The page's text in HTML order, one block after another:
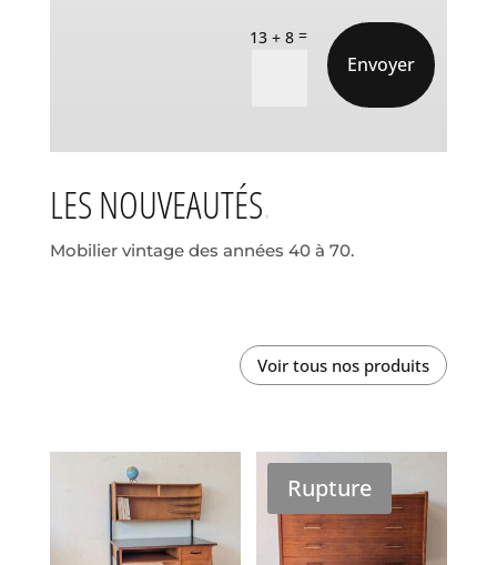
13 + 8 =
Envoyer
LES NOUVEAUTÉS
Mobilier vintage des années 40 à 70.
Voir tous nos produits
Rupture